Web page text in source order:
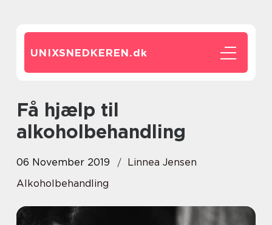
UNIXSNEDKEREN.dk
Få hjælp til
alkoholbehandling
06 November 2019
Linnea Jensen
Alkoholbehandling